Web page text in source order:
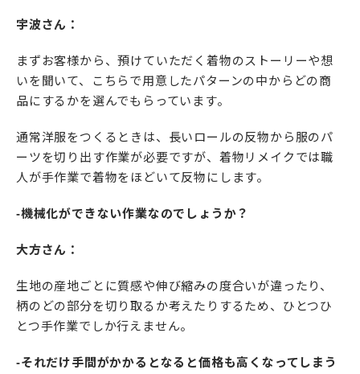
宇波さん：
まずお客様から、預けていただく着物のストーリーや想
いを聞いて、こちらで用意したパターンの中からどの商
品にするかを選んでもらっています。
通常洋服をつくるときは、長いロールの反物から服のパ
ーツを切り出す作業が必要ですが、着物リメイクでは職
人が手作業で着物をほどいて反物にします。
-機械化ができない作業なのでしょうか？
大方さん：
生地の産地ごとに質感や伸び縮みの度合いが違ったり、
柄のどの部分を切り取るか考えたりするため、ひとつひ
とつ手作業でしか行えません。
-それだけ手間がかかるとなると価格も高くなってしまう